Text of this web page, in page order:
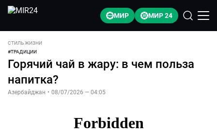
МИР МИР 24
СТИЛЬ ЖИЗНИ
#ТРАДИЦИИ
Горячий чай в жару: в чем польза
напитка?
Азербайджан • 08/07/2026 — 04:05